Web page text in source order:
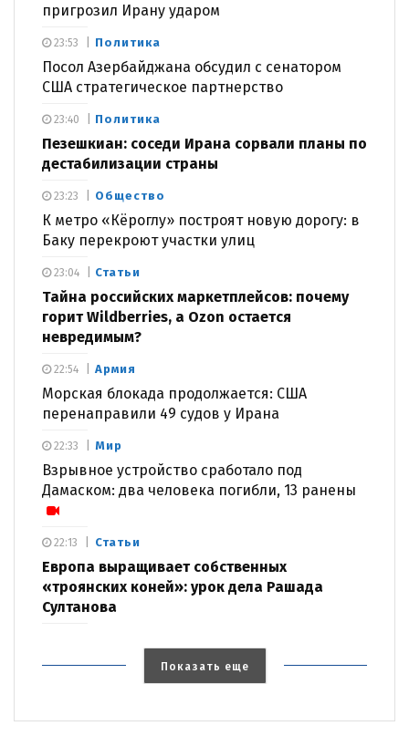
пригрозил Ирану ударом
Политика
Посол Азербайджана обсудил с сенатором
США стратегическое партнерство
23:53
Политика
Пезешкиан: соседи Ирана сорвали планы по
дестабилизации страны
23:40
Общество
К метро «Кёроглу» построят новую дорогу: в
Баку перекроют участки улиц
23:23
Статьи
Тайна российских маркетплейсов: почему
горит Wildberries, а Ozon остается
невредимым?
23:04
Армия
Морская блокада продолжается: США
перенаправили 49 судов у Ирана
22:54
Мир
Взрывное устройство сработало под
Дамаском: два человека погибли, 13 ранены
22:33
Статьи
Европа выращивает собственных
«троянских коней»: урок дела Рашада
Султанова
22:13
Показать еще